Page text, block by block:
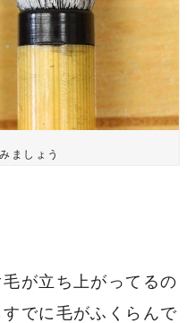
ましょう
が立ち上がってるの
でに毛がふくらんで